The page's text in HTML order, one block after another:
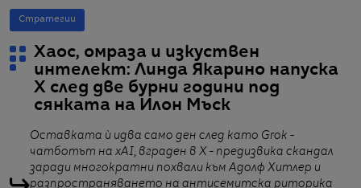
Стратегии
Хаос, омраза и изкуствен
интелект: Линда Якарино напуска
X след две бурни години под
сянката на Илон Мъск
Оставката ѝ идва само ден след като Grok -
чатботът на xAI, вграден в X - предизвика скандал
заради многократни похвали към Адолф Хитлер и
разпространяването на антисемитска риторика